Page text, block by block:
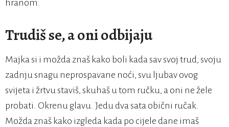
hranom.
Trudiš se, a oni odbijaju
Majka si i možda znaš kako boli kada sav svoj trud, svoju
zadnju snagu neprospavane noći, svu ljubav ovog
svijeta i žrtvu staviš, skuhaš u tom ručku, a oni ne žele
probati. Okrenu glavu. Jedu dva sata obični ručak.
Možda znaš kako izgleda kada po cijele dane imaš